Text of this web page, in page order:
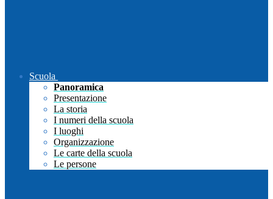
Scuola
Panoramica
Presentazione
La storia
I numeri della scuola
I luoghi
Organizzazione
Le carte della scuola
Le persone